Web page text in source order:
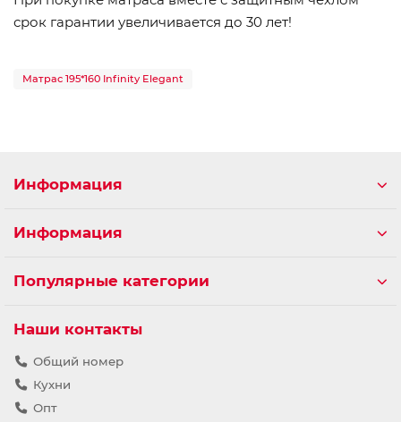
срок гарантии увеличивается до 30 лет!
Матрас 195*160 Infinity Elegant
Информация
Информация
Популярные категории
Наши контакты
Общий номер
Кухни
Опт